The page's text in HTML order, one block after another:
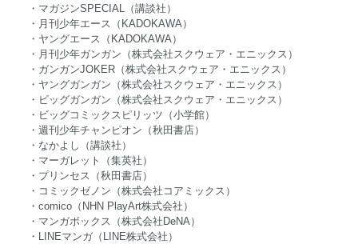
・マガジンSPECIAL（講談社）
・月刊少年エース（KADOKAWA）
・ヤングエース（KADOKAWA）
・月刊少年ガンガン（株式会社スクウェア・エニックス）
・ガンガンJOKER（株式会社スクウェア・エニックス）
・ヤングガンガン（株式会社スクウェア・エニックス）
・ビッグガンガン（株式会社スクウェア・エニックス）
・ビッグコミックスピリッツ（小学館）
・週刊少年チャンピオン（秋田書店）
・なかよし（講談社）
・マーガレット（集英社）
・プリンセス（秋田書店）
・コミックゼノン（株式会社コアミックス）
・comico（NHN PlayArt株式会社）
・マンガボックス（株式会社DeNA）
・LINEマンガ（LINE株式会社）